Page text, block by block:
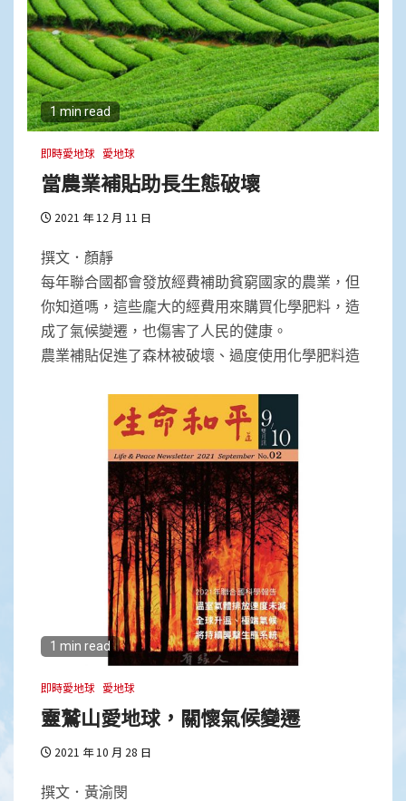
1 min read
即時愛地球 愛地球
當農業補貼助長生態破壞
2021 年 12 月 11 日
撰文．顏靜
每年聯合國都會發放經費補助貧窮國家的農業，但
你知道嗎，這些龐大的經費用來購買化學肥料，造
成了氣候變遷，也傷害了人民的健康。
農業補貼促進了森林被破壞、過度使用化學肥料造
1 min read
即時愛地球 愛地球
靈鷲山愛地球，關懷氣候變遷
2021 年 10 月 28 日
撰文．黃渝閔